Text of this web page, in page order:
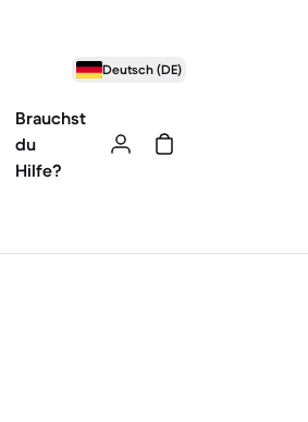
Deutsch (DE)
Brauchst
du
Hilfe?